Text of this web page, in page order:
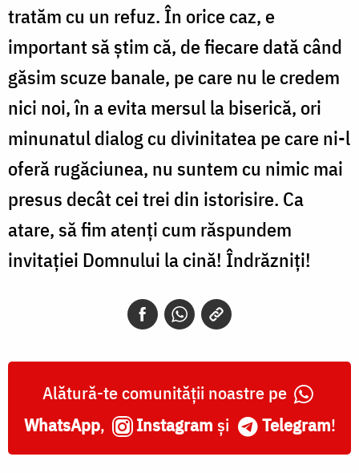
tratăm cu un refuz. În orice caz, e
important să știm că, de fiecare dată când
găsim scuze banale, pe care nu le credem
nici noi, în a evita mersul la biserică, ori
minunatul dialog cu divinitatea pe care ni-l
oferă rugăciunea, nu suntem cu nimic mai
presus decât cei trei din istorisire. Ca
atare, să fim atenți cum răspundem
invitației Domnului la cină! Îndrăzniți!
Alătură-te comunității noastre pe
WhatsApp, Instagram și Telegram!